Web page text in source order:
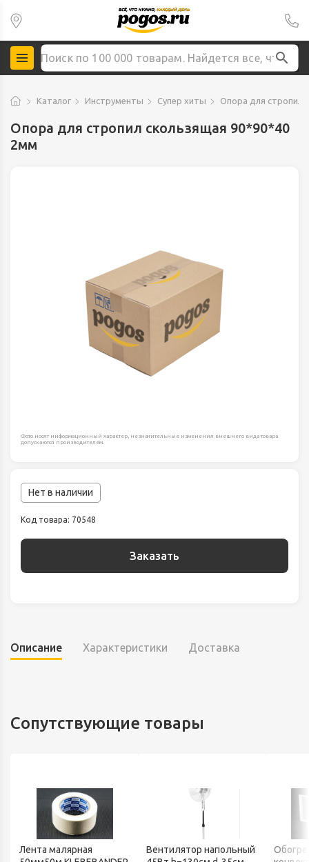
Каталог Инструменты Супер хиты Опора для стропил
Опора для стропил скользящая 90*90*40
2мм
Фото носят информационный характер, незначительные изменения внешнего вида товара
допускаются производителем.
Нет в наличии
Код товара: 70548
Заказать
Описание Характеристики Доставка
Сопутствующие товары
Лента малярная
Вентилятор напольный